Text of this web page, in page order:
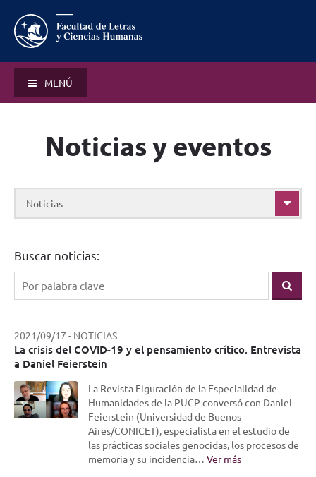
MENÚ
Noticias y eventos
Noticias
Buscar noticias:
2021/09/17 - NOTICIAS
La crisis del COVID-19 y el pensamiento crítico. Entrevista
a Daniel Feierstein
La Revista Figuración de la Especialidad de
Humanidades de la PUCP conversó con Daniel
Feierstein (Universidad de Buenos
Aires/CONICET), especialista en el estudio de
las prácticas sociales genocidas, los procesos de
memoria y su incidencia… Ver más